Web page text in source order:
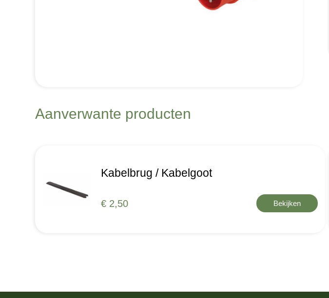
Aanverwante producten
Kabelbrug / Kabelgoot
€ 2,50 Bekijken